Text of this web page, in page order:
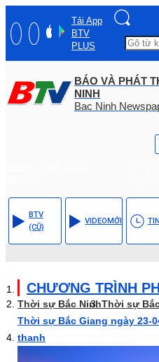
Tải App
BTV
PLUS
BÁO VÀ PHÁT
NINH
Bac Ninh
BTV
(CŨ)
VIDEOMỚI TIN
CHƯƠNG TRÌNH
Thời sự Bắc NinhThời sự
Thời sự Bắc Giang ngày 23-
thanh